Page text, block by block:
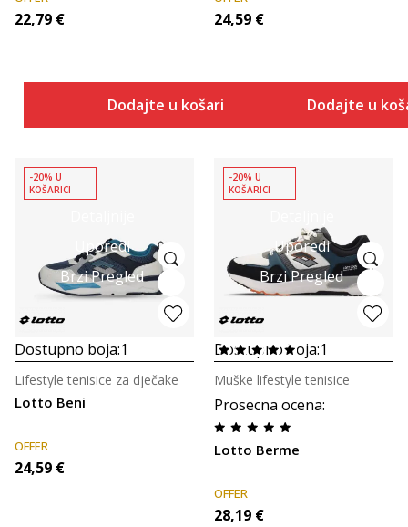
22,79 €
Dodajte u košaricu
24,59 €
Dodajte u
Uporedi
Brzi Pregled
-20% U
KOŠARICI
Dostupno boja:1
Lotto Beni
Lifestyle tenisice za dječake
OFFER
24,59 €
Uporedi
Brzi Pregled
-20% U
KOŠARICI
Dostupno boja:1
Prosecna ocena:
Lotto Berme
Muške lifestyle tenisice
OFFER
28,19 €